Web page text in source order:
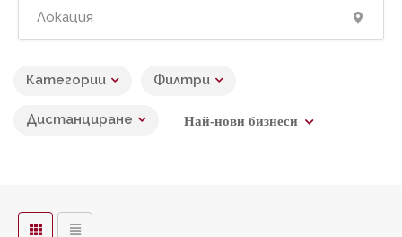
Категории Филтри
Дистанциране Най-нови бизнеси